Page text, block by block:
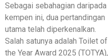
Sebagai sebahagian daripada
kempen ini, dua pertandingan
utama telah diperkenalkan.
Salah satunya adalah Toilet of
the Year Award 2025 (TOTYA),